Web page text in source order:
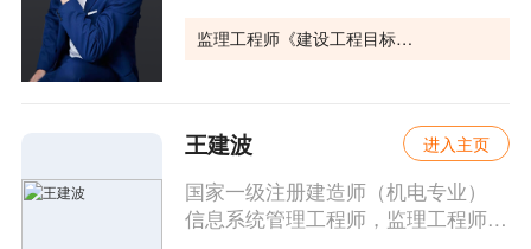
监理工程师《建设工程目标控制（水利）》
进入主页
王建波
国家一级注册建造师（机电专业）
信息系统管理工程师，监理工程师。主要研究方向：建筑设计及理论、建筑技术、建筑策划。